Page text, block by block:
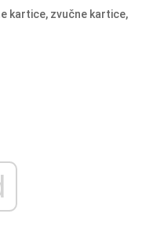
kartice, zvučne kartice,